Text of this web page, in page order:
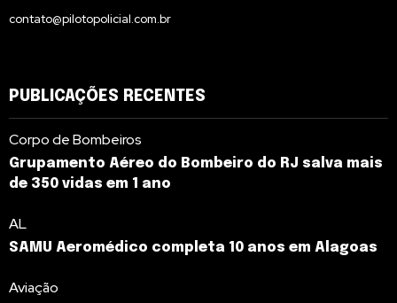
contato@pilotopolicial.com.br
PUBLICAÇÕES RECENTES
Corpo de Bombeiros
Grupamento Aéreo do Bombeiro do RJ salva mais
de 350 vidas em 1 ano
AL
SAMU Aeromédico completa 10 anos em Alagoas
Aviação